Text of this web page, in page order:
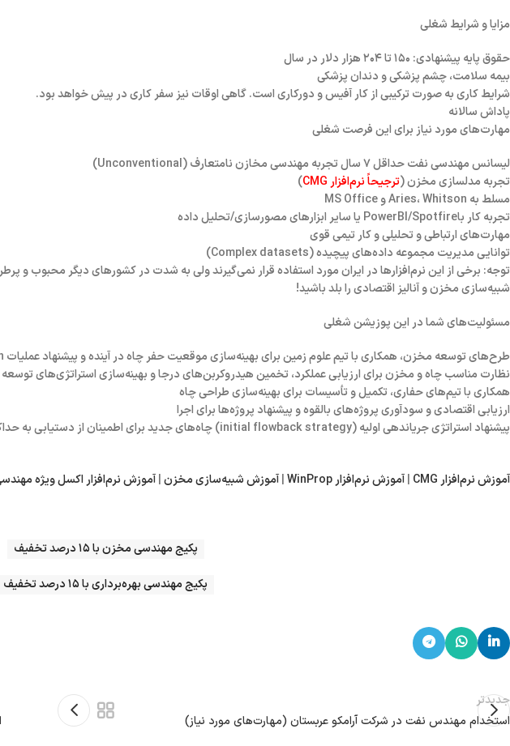
مزایا و شرایط شغلی
حقوق پایه پیشنهادی: ۱۵۰ تا ۲۰۴ هزار دلار در سال
بیمه سلامت، چشم پزشکی و دندان پزشکی
شرایط کاری به صورت ترکیبی از کار آفیس و دورکاری است. گاهی اوقات نیز سفر کاری در پیش خواهد بود.
پاداش سالانه
مهارت‌های مورد نیاز برای این فرصت شغلی
لیسانس مهندسی نفت حداقل ۷ سال تجربه مهندسی مخازن نامتعارف (Unconventional)
تجربه مدلسازی مخزن (ترجیحاً نرم‌افزار CMG
)
مسلط به Aries، Whitson و MS Office
تجربه کار باPowerBI/Spotfire یا سایر ابزارهای مصورسازی/تحلیل داده
مهارت‌های ارتباطی و تحلیلی و کار تیمی قوی
توانایی مدیریت مجموعه داده‌های پیچیده (Complex datasets)
توجه: برخی از این نرم‌افزارها در ایران مورد استفاده قرار نمی‌گیرند ولی به شدت در کشورهای دیگر محبوب و
شبیه‌سازی مخزن و آنالیز اقتصادیرا بلد باشید!
مسئولیت‌های شما در این پوزیشن شغلی
طرح‌های توسعه مخزن، همکاری با تیم علوم زمین برای بهینه‌سازی موقعیت حفر چاه در آینده و پیشنهاد عملیات well intervention در چاه‌های موجود
نظارت مناسب چاه و مخزن برای ارزیابی عملکرد، تخمین هیدروکربن‌های درجا و بهینه‌سازی استراتژی‌های
همکاری با تیم‌های حفاری، تکمیل و تأسیسات برای بهینه‌سازی طراحی چاه
ارزیابی اقتصادی و سودآوری پروژه‌های بالقوه و پیشنهاد پروژه‌ها برای اجرا
پیشنهاد استراتژی جریاندهی اولیه (initial flowback strategy) چاه‌های جدید برای اطمینان از دستیابی به حداکثر بهره‌دهی
آموزش نرم‌افزار CMG آموزش نرم‌افزار WinProp آموزش شبیه‌سازی مخزن آموزش نرم‌افزار اکسل ویژه
پکیج مهندسی مخزن با ۱۵ درصد تخفیف
پکیج مهندسی بهره‌برداری با ۱۵ درصد تخفیف
جدیدتر
استخدام مهندس نفت در شرکت آرامکو عربستان (مهارت‌های مورد نیاز)